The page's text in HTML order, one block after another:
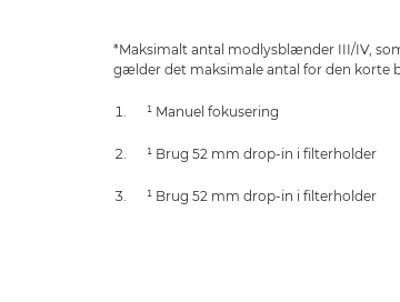
*Maksimalt antal modlysblænder III/IV,
gælder det maksimale antal for den korte
¹ Manuel fokusering
¹ Brug 52 mm drop-in i filterholder
¹ Brug 52 mm drop-in i filterholder